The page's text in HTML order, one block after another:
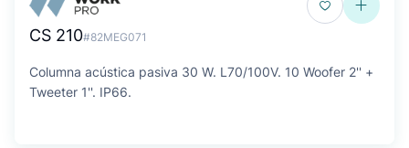
CS 210#82MEG071
Columna acústica pasiva 30 W. L70/100V. 10 Woofer 2'' +
Tweeter 1''. IP66.